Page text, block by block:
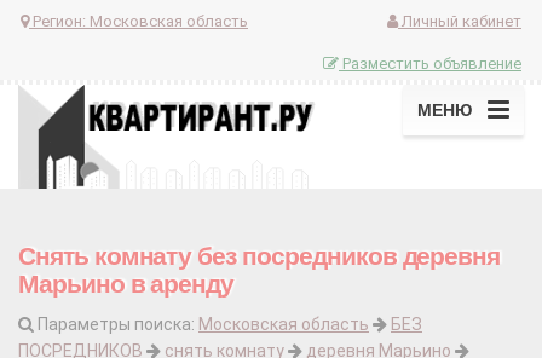
Регион: Московская область Личный кабинет
Разместить объявление
МЕНЮ
Снять комнату без посредников деревня
Марьино в аренду
Параметры поиска: Московская область
БЕЗ
ПОСРЕДНИКОВ
снять комнату
деревня Марьино